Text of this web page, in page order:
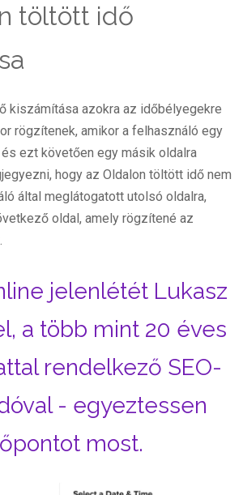
töltött idő
kiszámítása azokra az időbélyegekre
rögzítenek, amikor a felhasználó egy
ezt követően egy másik oldalra
hogy az Oldalon töltött idő nem
által meglátogatott utolsó oldalra,
oldal, amely rögzítené az
jelenlétét Lukasz
a több mint 20 éves
rendelkező SEO-
- egyeztessen
most.